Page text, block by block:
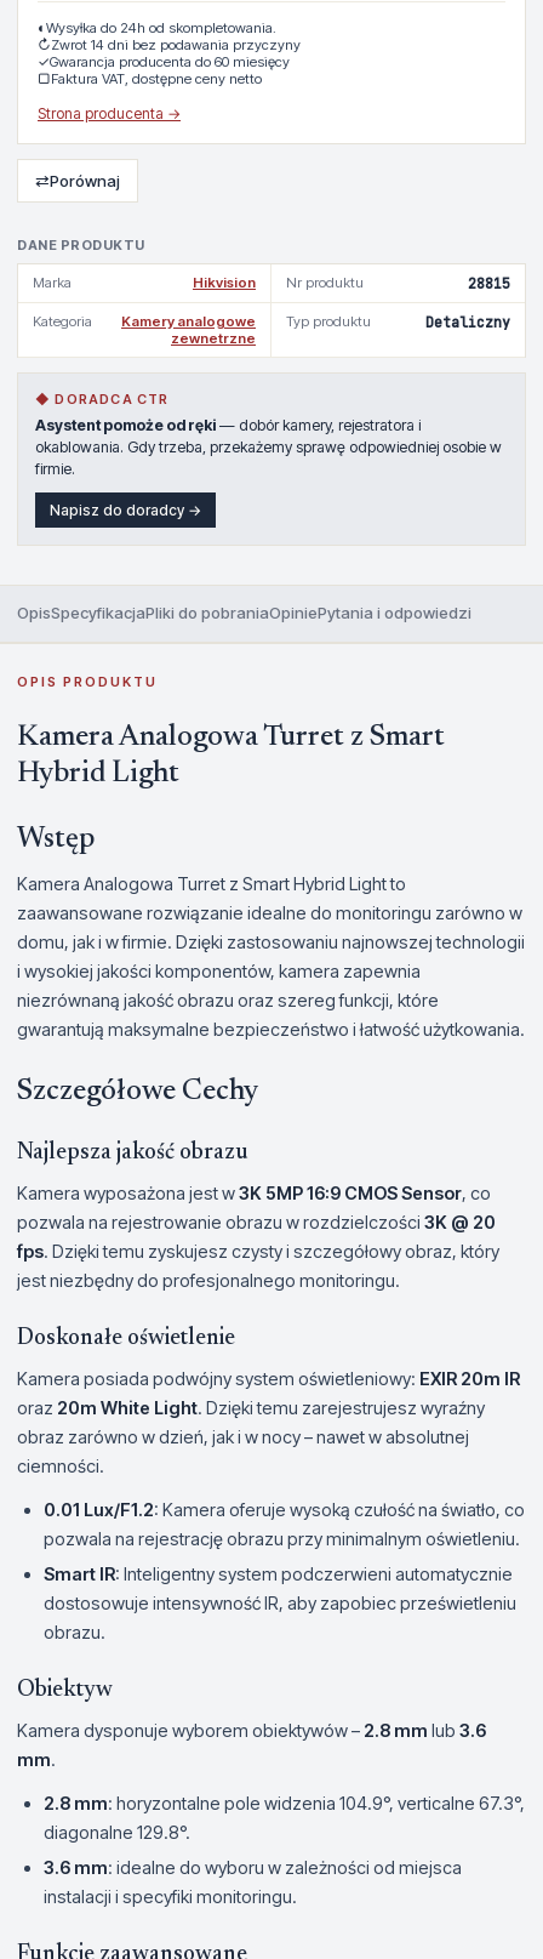
DANE PRODUKTU
Marka Hikvision Nr produktu 28815
Kategoria
Kamery analogowe
zewnetrzne
Typ produktu Detaliczny
◆ DORADCA CTR
Asystent pomoże od ręki — dobór kamery, rejestratora i
okablowania. Gdy trzeba, przekażemy sprawę odpowiedniej osobie w
firmie.
Napisz do doradcy →
◐ Wysyłka do 24h od skompletowania.
↻Zwrot 14 dni bez podawania przyczyny
✓Gwarancja producenta do 60 miesięcy
▢Faktura VAT, dostępne ceny netto
Strona producenta →
⇄Porównaj
OpisSpecyfikacjaPliki do pobraniaOpiniePytania i odpowiedzi
OPIS PRODUKTU
Kamera Analogowa Turret z Smart
Hybrid Light
Wstęp
Kamera Analogowa Turret z Smart Hybrid Light to
zaawansowane rozwiązanie idealne do monitoringu zarówno w
domu, jak i w firmie. Dzięki zastosowaniu najnowszej technologii
i wysokiej jakości komponentów, kamera zapewnia
niezrównaną jakość obrazu oraz szereg funkcji, które
gwarantują maksymalne bezpieczeństwo i łatwość użytkowania.
Szczegółowe Cechy
Najlepsza jakość obrazu
Kamera wyposażona jest w3K 5MP 16:9 CMOS Sensor, co
pozwala na rejestrowanie obrazu w rozdzielczości 3K @ 20
fps. Dzięki temu zyskujesz czysty i szczegółowy obraz, który
jest niezbędny do profesjonalnego monitoringu.
Doskonałe oświetlenie
Kamera posiada podwójny system oświetleniowy: EXIR 20m IR
oraz 20m White Light. Dzięki temu zarejestrujesz wyraźny
obraz zarówno w dzień, jak i w nocy – nawet w absolutnej
ciemności.
0.01 Lux/F1.2: Kamera oferuje wysoką czułość na światło, co
pozwala na rejestrację obrazu przy minimalnym oświetleniu.
Smart IR: Inteligentny system podczerwieni automatycznie
dostosowuje intensywność IR, aby zapobiec prześwietleniu
obrazu.
Obiektyw
Kamera dysponuje wyborem obiektywów – 2.8 mm lub 3.6
mm.
2.8 mm: horyzontalne pole widzenia 104.9°, verticalne 67.3°,
diagonalne 129.8°.
3.6 mm: idealne do wyboru w zależności od miejsca
instalacji i specyfiki monitoringu.